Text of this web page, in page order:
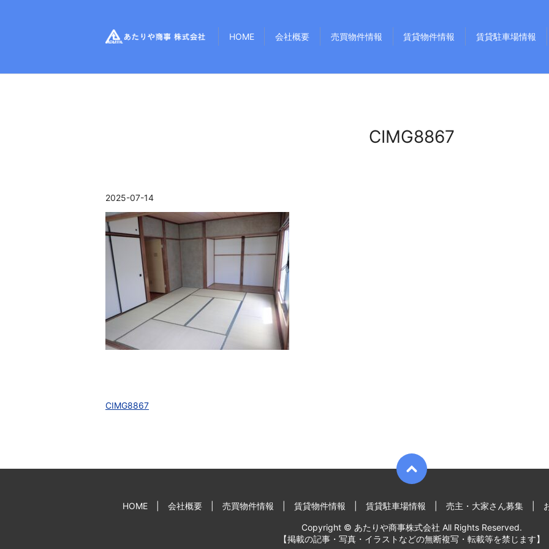
HOME 会社概要 売買物件情報 賃貸物件情報 賃貸駐車場情報
CIMG8867
2025-07-14
CIMG8867
HOME 会社概要 売買物件情報 賃貸物件情報 賃貸駐車場情報 売主・大家さん募集
Copyright © あたりや商事株式会社 All Rights Reserved.
【掲載の記事・写真・イラストなどの無断複写・転載等を禁じます】